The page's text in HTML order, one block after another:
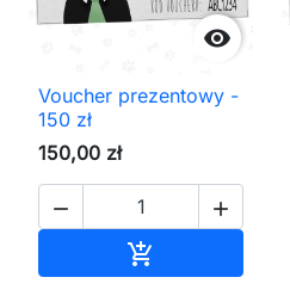

Voucher prezentowy -
150 zł
150,00 zł
 
